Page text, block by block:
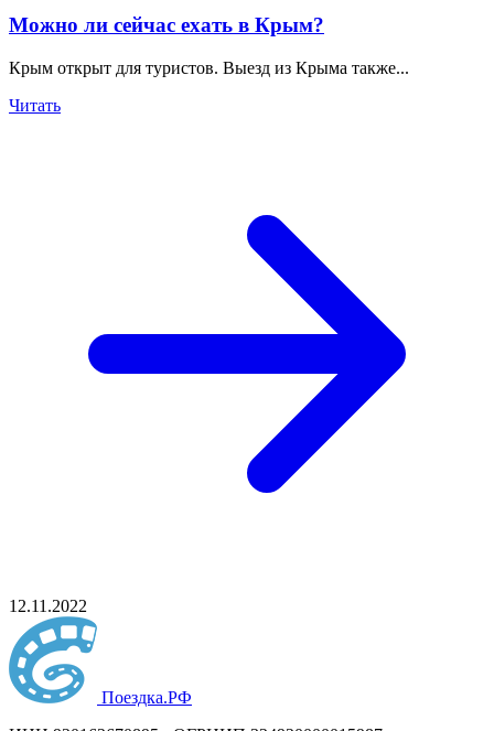
Можно ли сейчас ехать в Крым?
Крым открыт для туристов. Выезд из Крыма также...
Читать
12.11.2022
Поездка.РФ